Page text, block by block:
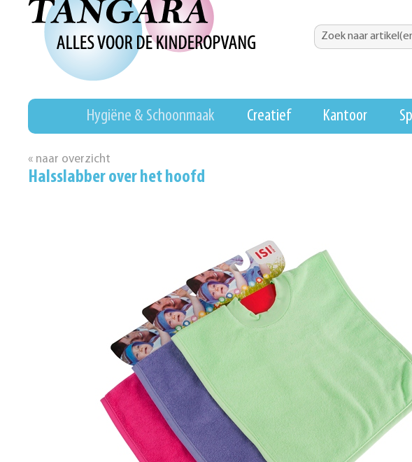
Hygiëne & Schoonmaak Creatief Kantoor
« naar overzicht
Halsslabber over het hoofd